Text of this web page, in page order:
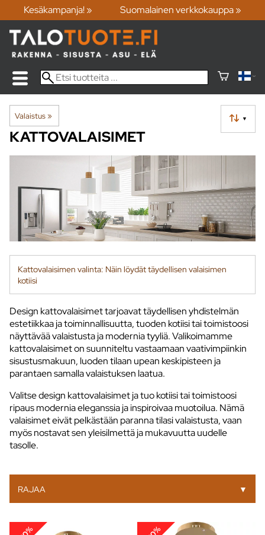
Kesäkampanja! » Suomalainen verkkokauppa »
Valaistus‪» ▼
KATTOVALAISIMET
Kattovalaisimen valinta: Näin löydät täydellisen valaisimen
kotiisi
Design kattovalaisimet tarjoavat täydellisen yhdistelmän
estetiikkaa ja toiminnallisuutta, tuoden kotiisi tai toimistoosi
näyttävää valaistusta ja modernia tyyliä. Valikoimamme
kattovalaisimet on suunniteltu vastaamaan vaativimpiinkin
sisustusmakuun, luoden tilaan upean keskipisteen ja
parantaen samalla valaistuksen laatua.
Valitse design kattovalaisimet ja tuo kotiisi tai toimistoosi
ripaus modernia eleganssia ja inspiroivaa muotoilua. Nämä
valaisimet eivät pelkästään paranna tilasi valaistusta, vaan
myös nostavat sen yleisilmettä ja mukavuutta uudelle
tasolle.
RAJAA ▼